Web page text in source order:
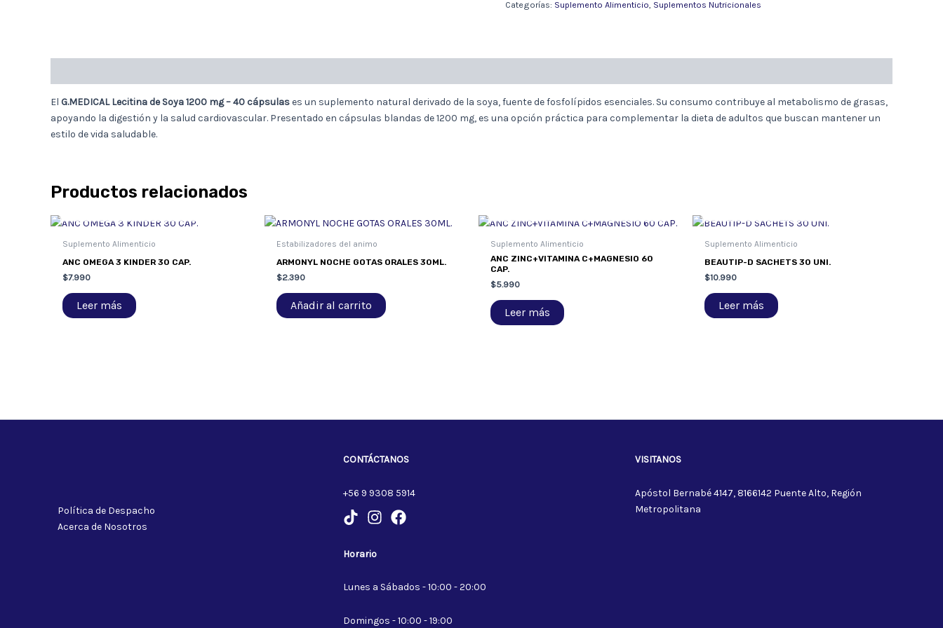
SOYA
cantidad
Categorías: Suplemento Alimenticio Suplementos Nutricionales
El G.MEDICAL Lecitina de Soya 1200 mg – 40 cápsulases un suplemento natural derivado de la soya, fuente de fosfolípidos esenciales. Su consumo contribuye al metabolismo de grasas,
apoyando la digestión y la salud cardiovascular. Presentado en cápsulas blandas de 1200 mg, es una opción práctica para complementar la dieta de adultos que buscan mantener un
estilo de vida saludable.
Productos relacionados
Suplemento Alimenticio
ANC OMEGA 3 KINDER 30 CAP.
$7.990
Leer más
Estabilizadores del animo
ARMONYL NOCHE GOTAS ORALES 30ML.
$2.390
Añadir al carrito
Suplemento Alimenticio
ANC ZINC+VITAMINA C+MAGNESIO 60
CAP.
$5.990
Leer más
Suplemento Alimenticio
BEAUTIP-D SACHETS 30 UNI.
$10.990
Leer más
Política de Despacho
Acerca de Nosotros
CONTÁCTANOS
+56 9 9308 5914
Horario
Lunes a Sábados - 10:00 - 20:00
Domingos - 10:00 - 19:00
VISITANOS
Apóstol Bernabé 4147, 8166142 Puente Alto, Región
Metropolitana